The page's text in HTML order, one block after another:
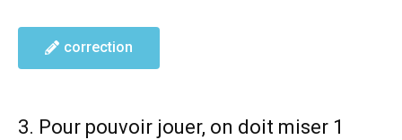
correction
3. Pour pouvoir jouer, on doit miser 1